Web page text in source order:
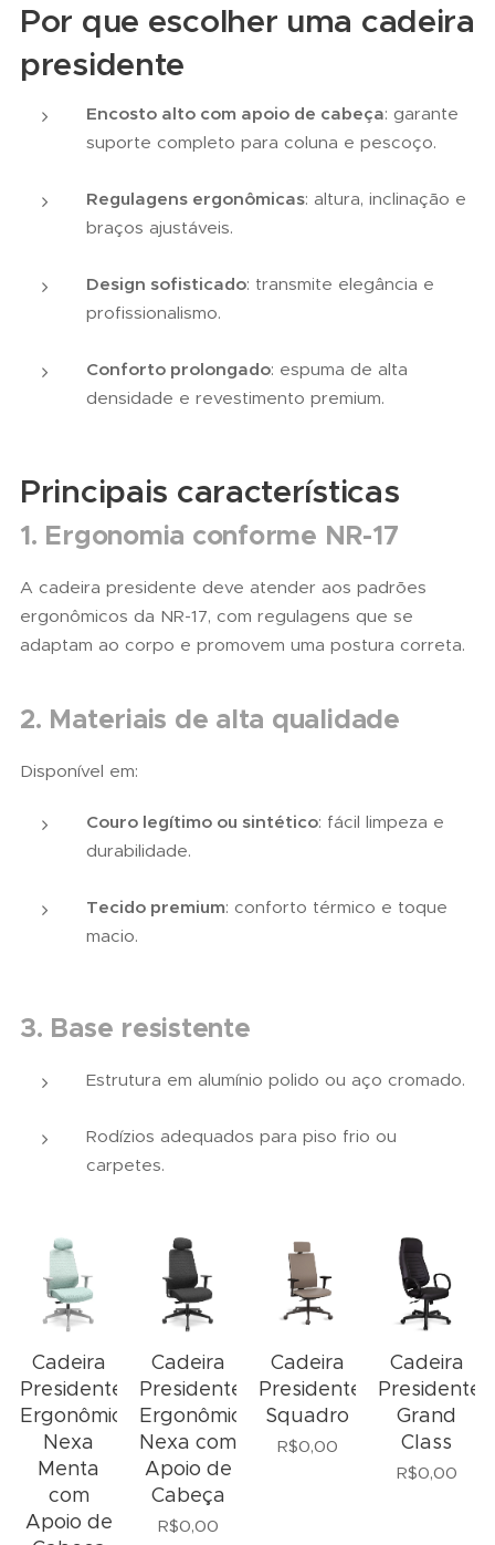
Por que escolher uma cadeira
presidente
Encosto alto com apoio de cabeça: garante
suporte completo para coluna e pescoço.
Regulagens ergonômicas: altura, inclinação e
braços ajustáveis.
Design sofisticado: transmite elegância e
profissionalismo.
Conforto prolongado: espuma de alta
densidade e revestimento premium.
Principais características
1. Ergonomia conforme NR-17
A cadeira presidente deve atender aos padrões
ergonômicos da NR-17, com regulagens que se
adaptam ao corpo e promovem uma postura correta.
2. Materiais de alta qualidade
Disponível em:
Couro legítimo ou sintético: fácil limpeza e
durabilidade.
Tecido premium: conforto térmico e toque
macio.
3. Base resistente
Estrutura em alumínio polido ou aço cromado.
Rodízios adequados para piso frio ou
carpetes.
Cadeira
Presidente
Ergonômica
Nexa
Menta
com
Apoio de
Cadeira
Presidente
Ergonômica
Nexa com
Apoio de
Cabeça
R$0,00
Cadeira
Presidente
Squadro
R$0,00
Cadeira
Presidente
Grand
Class
R$0,00